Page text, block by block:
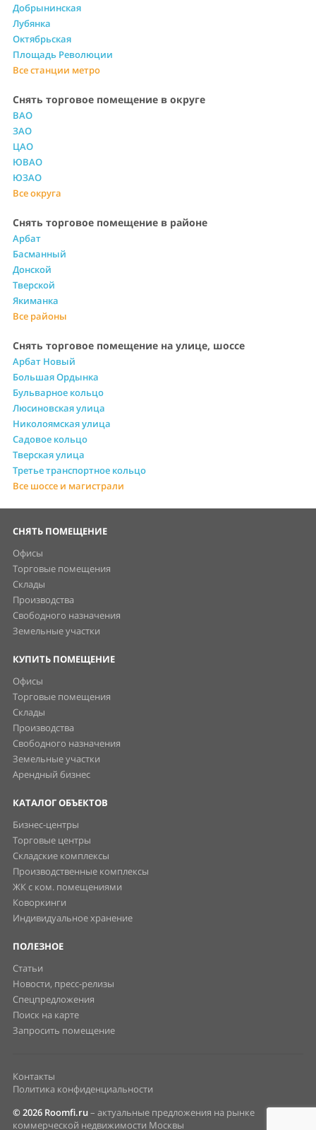
Добрынинская
Лубянка
Октябрьская
Площадь Революции
Все станции метро
Снять торговое помещение в округе
ВАО
ЗАО
ЦАО
ЮВАО
ЮЗАО
Все округа
Снять торговое помещение в районе
Арбат
Басманный
Донской
Тверской
Якиманка
Все районы
Снять торговое помещение на улице, шоссе
Арбат Новый
Большая Ордынка
Бульварное кольцо
Люсиновская улица
Николоямская улица
Садовое кольцо
Тверская улица
Третье транспортное кольцо
Все шоссе и магистрали
СНЯТЬ ПОМЕЩЕНИЕ
Офисы
Торговые помещения
Склады
Производства
Свободного назначения
Земельные участки
КУПИТЬ ПОМЕЩЕНИЕ
Офисы
Торговые помещения
Склады
Производства
Свободного назначения
Земельные участки
Арендный бизнес
КАТАЛОГ ОБЪЕКТОВ
Бизнес-центры
Торговые центры
Складские комплексы
Производственные комплексы
ЖК с ком. помещениями
Коворкинги
Индивидуальное хранение
ПОЛЕЗНОЕ
Статьи
Новости, пресс-релизы
Спецпредложения
Поиск на карте
Запросить помещение
Контакты
Политика конфиденциальности
© 2026 Roomfi.ru– актуальные предложения на рынке
коммерческой недвижимости Москвы